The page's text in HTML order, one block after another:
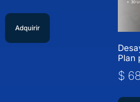
Adquirir
Plan
$